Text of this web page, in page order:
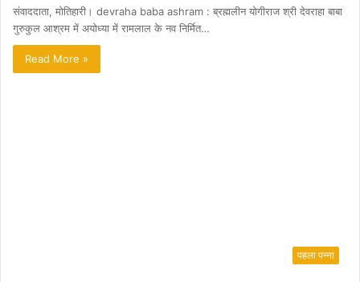
संवाददाता, मोतिहारी। devraha baba ashram : ब्रह्मलीन योगीराज श्री देवराहा बाबा
गुरुकुल आश्रम में अयोध्या में रामलाल के नव निर्मित…
Read More »
पहला पन्ना